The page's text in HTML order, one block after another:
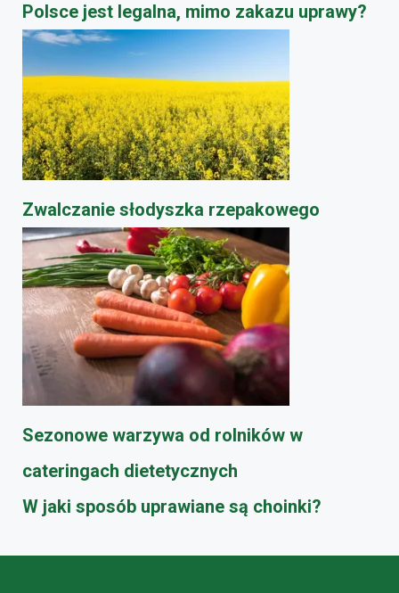
Polsce jest legalna, mimo zakazu uprawy?
​Zwalczanie słodyszka rzepakowego
Sezonowe warzywa od rolników w
cateringach dietetycznych
W jaki sposób uprawiane są choinki?